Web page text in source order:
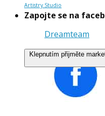
Artistry Studio
Zapojte se na
Dreamteam
Klepnutím přijměte